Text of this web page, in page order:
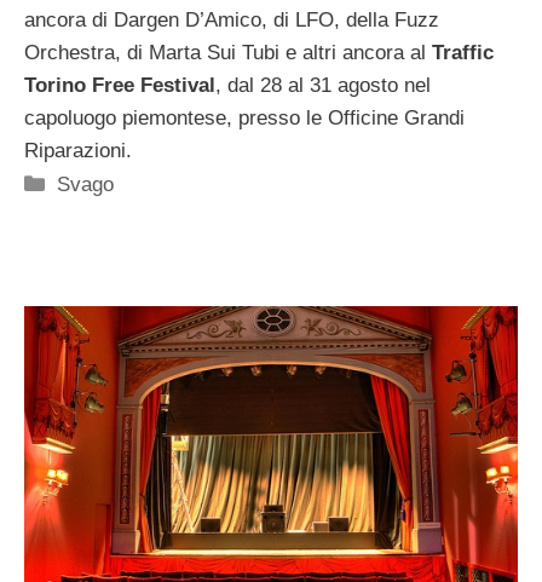
ancora di Dargen D’Amico, di LFO, della Fuzz
Orchestra, di Marta Sui Tubi e altri ancora al Traffic
Torino Free Festival, dal 28 al 31 agosto nel
capoluogo piemontese, presso le Officine Grandi
Riparazioni.
Categorie
Svago